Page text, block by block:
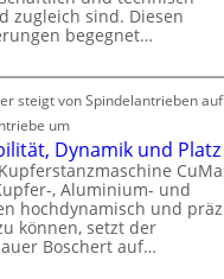
zugleich sind. Diesen
begegnet…
steigt von Spindelantrieben auf
um
Dynamik und Platz
, Aluminium- und
hochdynamisch und
können, setzt der
Boschert auf…